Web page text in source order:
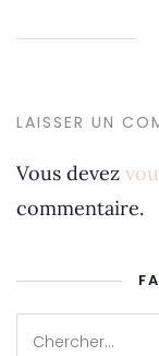
LAISSER UN
Vous devez
commentaire.